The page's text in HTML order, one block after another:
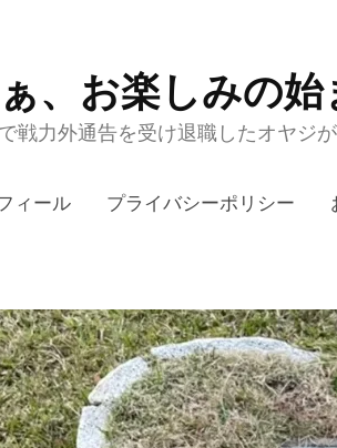
、お楽しみの始
戦力外通告を受け退職したオヤジ
ィール プライバシーポリシー